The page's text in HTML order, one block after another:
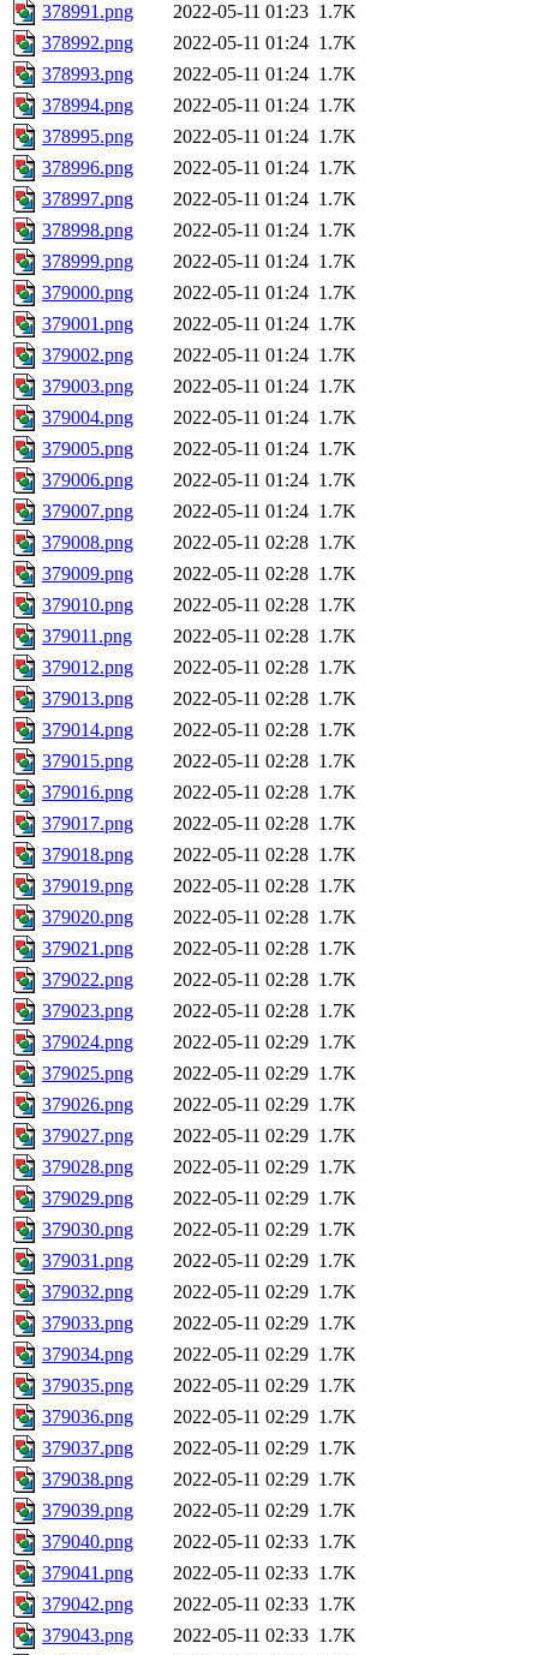
378991.png
2022-05-11 01:23 1.7K
378992.png
2022-05-11 01:24 1.7K
378993.png
2022-05-11 01:24 1.7K
378994.png
2022-05-11 01:24 1.7K
378995.png
2022-05-11 01:24 1.7K
378996.png
2022-05-11 01:24 1.7K
378997.png
2022-05-11 01:24 1.7K
378998.png
2022-05-11 01:24 1.7K
378999.png
2022-05-11 01:24 1.7K
379000.png
2022-05-11 01:24 1.7K
379001.png
2022-05-11 01:24 1.7K
379002.png
2022-05-11 01:24 1.7K
379003.png
2022-05-11 01:24 1.7K
379004.png
2022-05-11 01:24 1.7K
379005.png
2022-05-11 01:24 1.7K
379006.png
2022-05-11 01:24 1.7K
379007.png
2022-05-11 01:24 1.7K
379008.png
2022-05-11 02:28 1.7K
379009.png
2022-05-11 02:28 1.7K
379010.png
2022-05-11 02:28 1.7K
379011.png
2022-05-11 02:28 1.7K
379012.png
2022-05-11 02:28 1.7K
379013.png
2022-05-11 02:28 1.7K
379014.png
2022-05-11 02:28 1.7K
379015.png
2022-05-11 02:28 1.7K
379016.png
2022-05-11 02:28 1.7K
379017.png
2022-05-11 02:28 1.7K
379018.png
2022-05-11 02:28 1.7K
379019.png
2022-05-11 02:28 1.7K
379020.png
2022-05-11 02:28 1.7K
379021.png
2022-05-11 02:28 1.7K
379022.png
2022-05-11 02:28 1.7K
379023.png
2022-05-11 02:28 1.7K
379024.png
2022-05-11 02:29 1.7K
379025.png
2022-05-11 02:29 1.7K
379026.png
2022-05-11 02:29 1.7K
379027.png
2022-05-11 02:29 1.7K
379028.png
2022-05-11 02:29 1.7K
379029.png
2022-05-11 02:29 1.7K
379030.png
2022-05-11 02:29 1.7K
379031.png
2022-05-11 02:29 1.7K
379032.png
2022-05-11 02:29 1.7K
379033.png
2022-05-11 02:29 1.7K
379034.png
2022-05-11 02:29 1.7K
379035.png
2022-05-11 02:29 1.7K
379036.png
2022-05-11 02:29 1.7K
379037.png
2022-05-11 02:29 1.7K
379038.png
2022-05-11 02:29 1.7K
379039.png
2022-05-11 02:29 1.7K
379040.png
2022-05-11 02:33 1.7K
379041.png
2022-05-11 02:33 1.7K
379042.png
2022-05-11 02:33 1.7K
379043.png
2022-05-11 02:33 1.7K